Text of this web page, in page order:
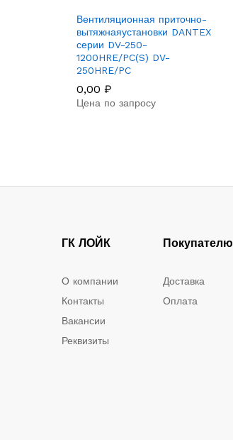
Вентиляционная приточно-
вытяжнаяустановки DANTEX
серии DV-250-
1200HRE/PC(S) DV-
250HRE/PC
0,00 ₽
Цена по запросу
ГК ЛОЙК
О компании
Контакты
Вакансии
Реквизиты
Покупателю
Доставка
Оплата